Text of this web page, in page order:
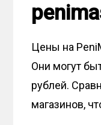
Цены на
Они могут
рублей.
магазинов,